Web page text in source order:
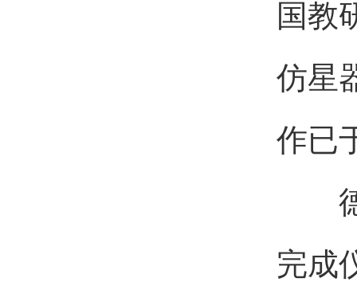
国教
仿星
作已
德
完成